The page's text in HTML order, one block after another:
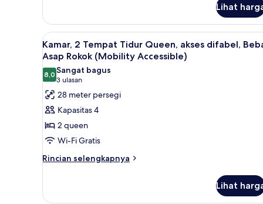
Suite
Deluks,
Beberapa
Tempat
Tidur,
Bebas
Asap
Rokok
Lihat
Lihat
semua
foto
untuk
Kamar,
2
Tempat
Tidur
Queen,
akses
Asap
Kamar, 2 Tempat Tidur
7
Kamar, 2 Tempat Tidur Queen, akses difabel,
Asap Rokok (Mobility Accessible)
8,08,0 dari 10
Sangat bagus
3 ulasan
(3
ulasan)
28 meter persegi
Kapasitas 4
2 queen
Wi-Fi Gratis
Rincian selengkapnya
Rincian
Kamar,
Lihat